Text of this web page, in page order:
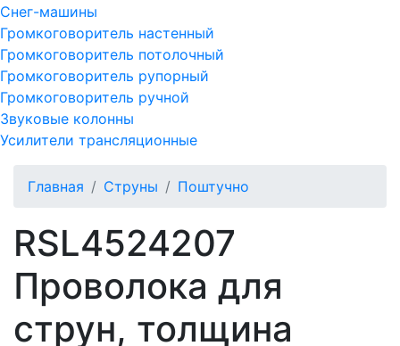
Снег-машины
Громкоговоритель настенный
Громкоговоритель потолочный
Громкоговоритель рупорный
Громкоговоритель ручной
Звуковые колонны
Усилители трансляционные
Главная Струны Поштучно
RSL4524207
Проволока для
струн, толщина